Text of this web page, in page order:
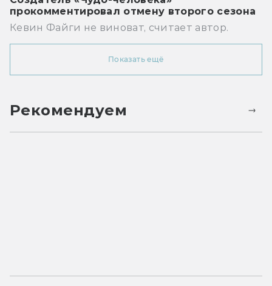
прокомментировал отмену второго сезона
Кевин Файги не виноват, считает автор.
Показать ещё
Рекомендуем